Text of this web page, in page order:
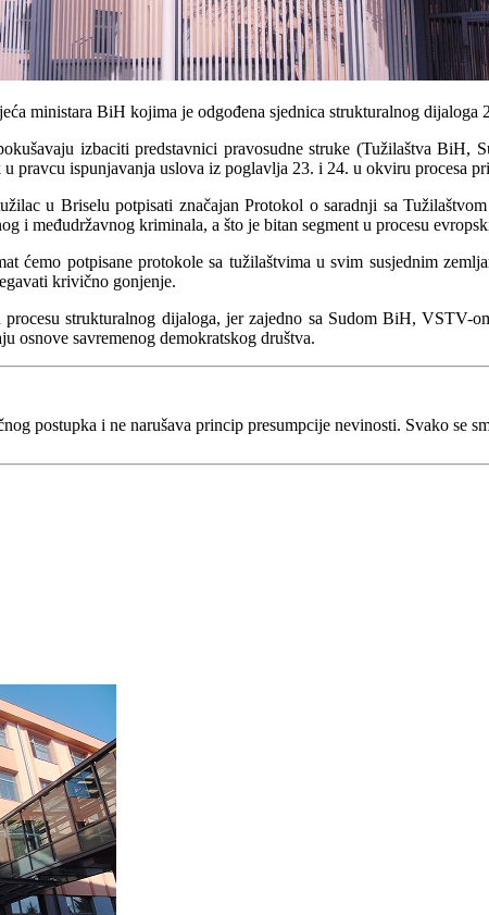
ministara BiH kojima je odgođena sjednica strukturalnog dijaloga
izbaciti predstavnici pravosudne struke (Tužilaštva
pravcu ispunjavanja uslova iz poglavlja 23. i 24. u okviru procesa
u Briselu potpisati značajan Protokol o saradnji sa
i međudržavnog kriminala, a što je bitan segment u procesu
ćemo potpisane protokole sa tužilaštvima u svim susjednim
krivično gonjenje.
strukturalnog dijaloga, jer zajedno sa Sudom BiH,
osnove savremenog demokratskog društva.
postupka i ne narušava princip presumpcije nevinosti. Svako se